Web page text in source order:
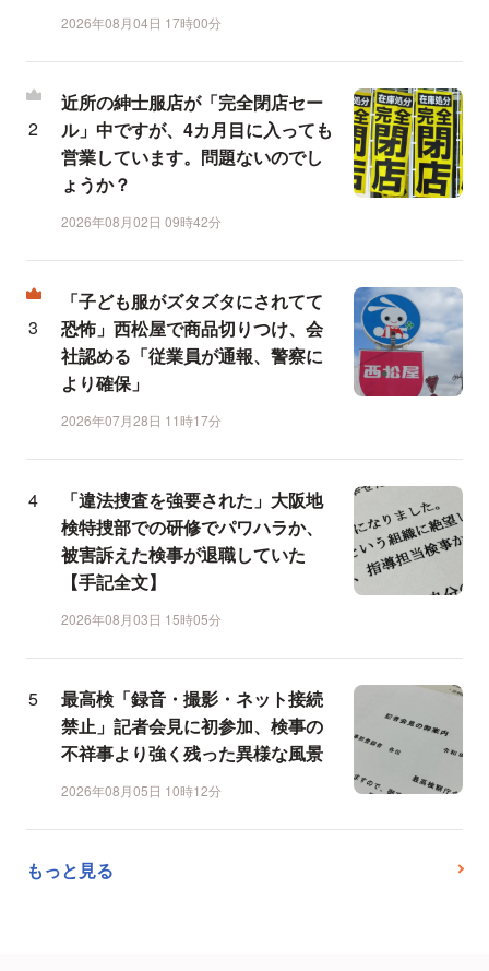
2026年08月04日 17時00分
近所の紳士服店が「完全閉店セー
ル」中ですが、4カ月目に入っても
営業しています。問題ないのでし
ょうか？
2026年08月02日 09時42分
「子ども服がズタズタにされてて
恐怖」西松屋で商品切りつけ、会
社認める「従業員が通報、警察に
より確保」
2026年07月28日 11時17分
「違法捜査を強要された」大阪地
検特捜部での研修でパワハラか、
被害訴えた検事が退職していた
【手記全文】
2026年08月03日 15時05分
最高検「録音・撮影・ネット接続
禁止」記者会見に初参加、検事の
不祥事より強く残った異様な風景
2026年08月05日 10時12分
もっと見る